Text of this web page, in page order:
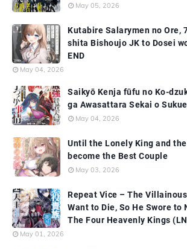
May 05, 2026
Kutabire Salarymen no Ore,
shita Bishoujo JK to Dosei
END
May 04, 2026
Saikyō Kenja fūfu no Ko-
ga Awasattara Sekai o
May 04, 2026
Until the Lonely King and
become the Best Couple
May 03, 2026
Repeat Vice – The Villainous
Want to Die, So He Swore to
The Four Heavenly Kings
May 01, 2026